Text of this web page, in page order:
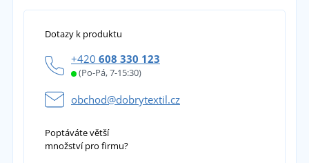
Dotazy k produktu
+420 608 330 123
(Po-Pá, 7-15:30)
obchod@dobrytextil.cz
Poptáváte větší
množství pro firmu?